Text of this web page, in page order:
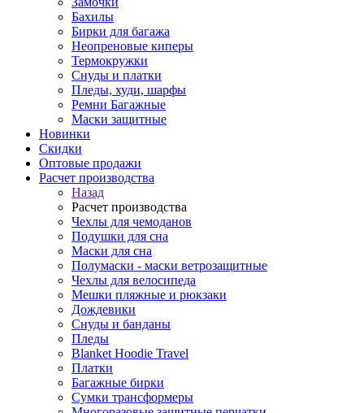
Бахилы
Бирки для багажа
Неопреновые киперы
Термокружки
Снуды и платки
Пледы, худи, шарфы
Ремни Багажные
Маски защитные
Новинки
Скидки
Оптовые продажи
Расчет производства
Назад
Расчет производства
Чехлы для чемоданов
Подушки для сна
Маски для сна
Полумаски - маски ветрозащитные
Чехлы для велосипеда
Мешки пляжные и рюкзаки
Дождевики
Снуды и банданы
Пледы
Blanket Hoodie Travel
Платки
Багажные бирки
Сумки трансформеры